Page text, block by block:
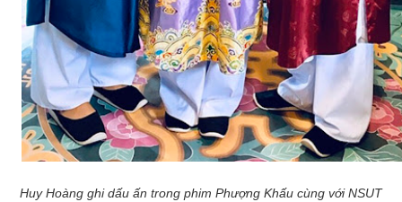
Huy Hoàng ghi dấu ấn trong phim Phượng Khấu cùng với NSUT